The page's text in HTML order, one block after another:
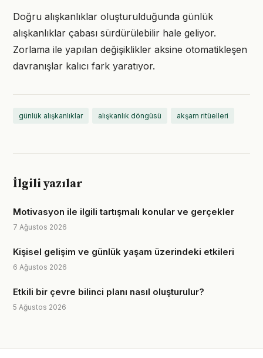
Doğru alışkanlıklar oluşturulduğunda günlük
alışkanlıklar çabası sürdürülebilir hale geliyor.
Zorlama ile yapılan değişiklikler aksine otomatikleşen
davranışlar kalıcı fark yaratıyor.
günlük alışkanlıklar alışkanlık döngüsü akşam ritüelleri
İlgili yazılar
Motivasyon ile ilgili tartışmalı konular ve gerçekler
7 Ağustos 2026
Kişisel gelişim ve günlük yaşam üzerindeki etkileri
6 Ağustos 2026
Etkili bir çevre bilinci planı nasıl oluşturulur?
5 Ağustos 2026